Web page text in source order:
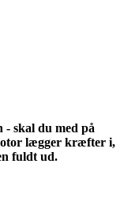
- skal du med på
lægger kræfter i,
fuldt ud.